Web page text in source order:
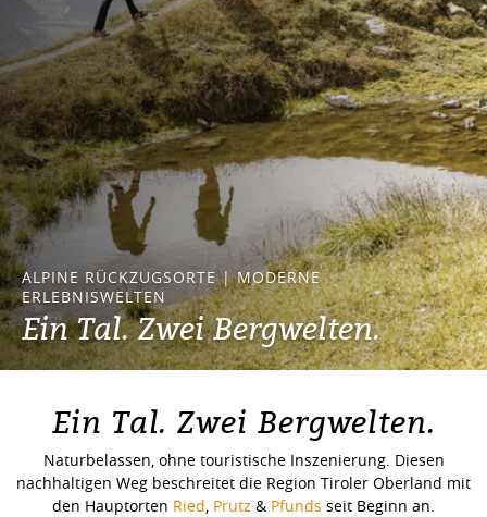
ALPINE RÜCKZUGSORTE | MODERNE
ERLEBNISWELTEN
Ein Tal. Zwei Bergwelten.
Ein Tal. Zwei Bergwelten.
Naturbelassen, ohne touristische Inszenierung. Diesen
nachhaltigen Weg beschreitet die Region Tiroler Oberland mit
den Hauptorten Ried, Prutz & Pfunds seit Beginn an.